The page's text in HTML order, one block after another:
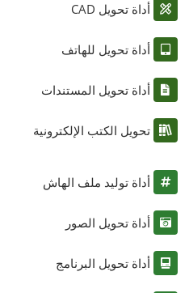
أداة تحويل CAD
أداة تحويل للهاتف
أداة تحويل المستندات
تحويل الكتب الإلكترونية
أداة توليد ملف الهاش
أداة تحويل الصور
أداة تحويل البرنامج